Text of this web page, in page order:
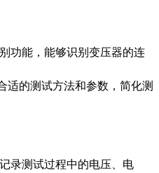
功能，能够识别变压器的连
适的测试方法和参数，简化测
录测试过程中的电压、电